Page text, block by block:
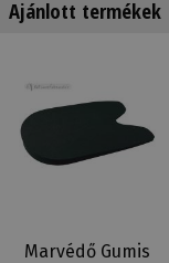
Ajánlott termékek
Marvédő Gumis